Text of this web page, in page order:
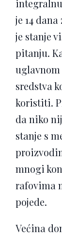
je 14
je stanje
pitanju.
sredstva
koristiti.
da niko
stanje s
mnogi
rafovima
pojede.
Većina